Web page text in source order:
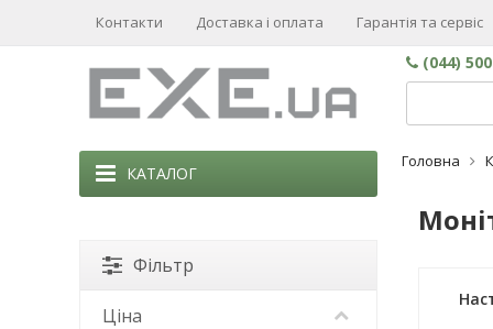
Контакти Доставка і оплата Гарантія та сервіс
(044)
КАТАЛОГ
Головна
Фільтр
Ціна